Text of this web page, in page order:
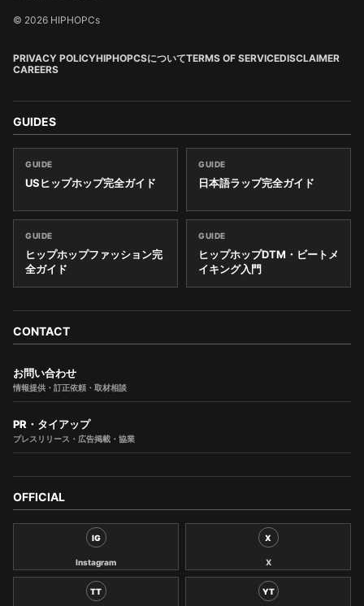
© 2026 HIPHOPCs
PRIVACY POLICYHIPHOPCSについてTERMS OF SERVICEDISCLAIMER
CAREERS
GUIDES
GUIDE
USヒップホップ完全ガイド
GUIDE
日本語ラップ完全ガイド
GUIDE
ヒップホップファッション完
全ガイド
GUIDE
ヒップホップDTM・ビートメ
イキング入門
CONTACT
お問い合わせ
情報提供・訂正依頼・取材相談
PR・タイアップ
プレスリリース・広告掲載・協業
OFFICIAL
IG
Instagram
X
X
TT YT